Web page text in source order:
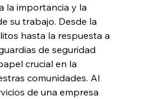
la importancia y la
su trabajo. Desde la
hasta la respuesta a
de seguridad
crucial en la
comunidades. Al
de una empresa